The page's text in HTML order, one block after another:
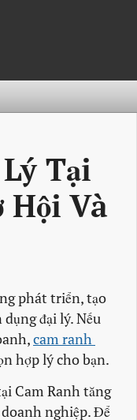
Tại
Hội Và
phát triển, tạo
đại lý. Nếu
cam ranh
hợp lý cho bạn.
Cam Ranh tăng
nghiệp. Để